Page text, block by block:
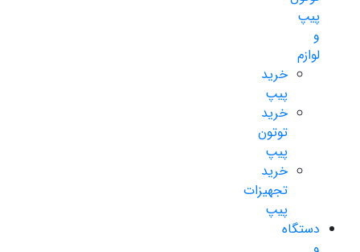
پیپ
و
لوازم
خرید
پیپ
خرید
توتون
پیپ
خرید
تجهیزات
پیپ
دستگاه